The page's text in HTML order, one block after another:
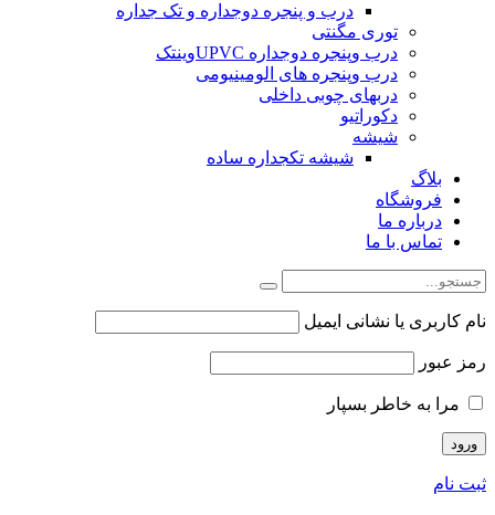
درب و پنجره دوجداره و تک جداره
توری مگنتی
درب وپنجره دوجداره UPVCوینتک
درب وپنجره های الومینیومی
دربهای چوبی داخلی
دکوراتیو
شیشه
شیشه تکجداره ساده
بلاگ
فروشگاه
درباره ما
تماس با ما
نام کاربری یا نشانی ایمیل
رمز عبور
مرا به خاطر بسپار
ثبت نام